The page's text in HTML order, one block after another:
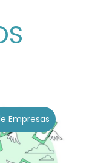
Empresas